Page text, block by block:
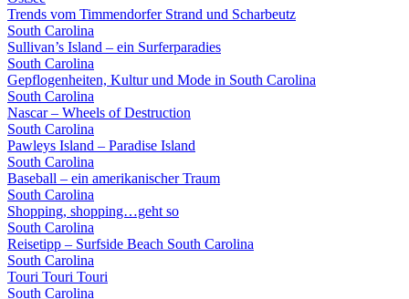
Trends vom Timmendorfer Strand und Scharbeutz
South Carolina
Sullivan’s Island – ein Surferparadies
South Carolina
Gepflogenheiten, Kultur und Mode in South Carolina
South Carolina
Nascar – Wheels of Destruction
South Carolina
Pawleys Island – Paradise Island
South Carolina
Baseball – ein amerikanischer Traum
South Carolina
Shopping, shopping…geht so
South Carolina
Reisetipp – Surfside Beach South Carolina
South Carolina
Touri Touri Touri
South Carolina